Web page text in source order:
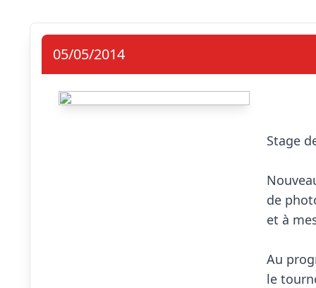
05/05/2014
Stage
de
et à
Au
le